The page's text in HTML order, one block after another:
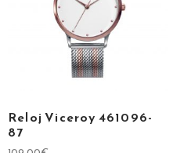
Reloj Viceroy 461096-
87